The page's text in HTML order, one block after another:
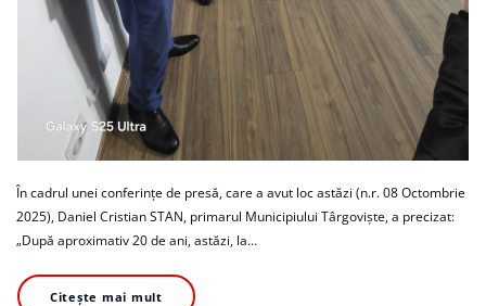
În cadrul unei conferințe de presă, care a avut loc astăzi (n.r. 08 Octombrie
2025), Daniel Cristian STAN, primarul Municipiului Târgoviște, a precizat:
„După aproximativ 20 de ani, astăzi, la…
Citește mai mult